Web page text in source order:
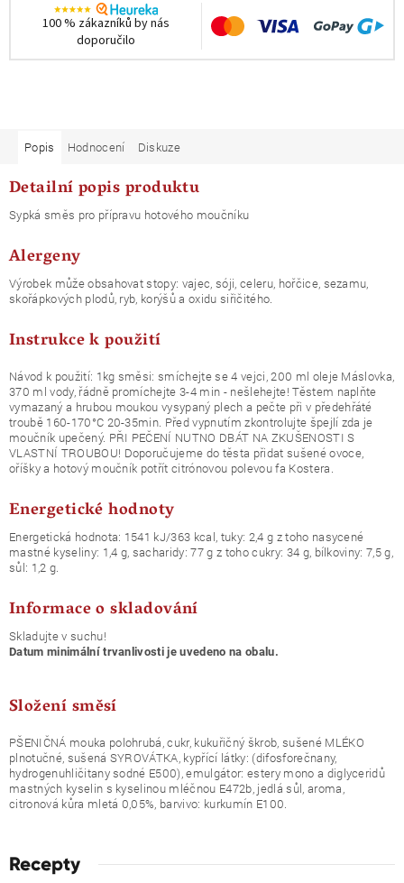
100 % zákazníků by nás
doporučilo
Popis Hodnocení Diskuze
Detailní popis produktu
Sypká směs pro přípravu hotového moučníku
Alergeny
Výrobek může obsahovat stopy: vajec, sóji, celeru, hořčice, sezamu,
skořápkových plodů, ryb, korýšů a oxidu siřičitého.
Instrukce k použití
Návod k použití: 1kg směsi: smíchejte se 4 vejci, 200 ml oleje Máslovka,
370 ml vody, řádně promíchejte 3-4 min - nešlehejte! Těstem naplňte
vymazaný a hrubou moukou vysypaný plech a pečte při v předehřáté
troubě 160-170°C 20-35min. Před vypnutím zkontrolujte špejlí zda je
moučník upečený. PŘI PEČENÍ NUTNO DBÁT NA ZKUŠENOSTI S
VLASTNÍ TROUBOU! Doporučujeme do těsta přidat sušené ovoce,
oříšky a hotový moučník potřít citrónovou polevou fa Kostera.
Energetické hodnoty
Energetická hodnota: 1541 kJ/363 kcal, tuky: 2,4 g z toho nasycené
mastné kyseliny: 1,4 g, sacharidy: 77 g z toho cukry: 34 g, bílkoviny: 7,5 g,
sůl: 1,2 g.
Informace o skladování
Skladujte v suchu!
Datum minimální trvanlivosti je uvedeno na obalu.
Složení směsí
PŠENIČNÁ mouka polohrubá, cukr, kukuřičný škrob, sušené MLÉKO
plnotučné, sušená SYROVÁTKA, kypřící látky: (difosforečnany,
hydrogenuhličitany sodné E500), emulgátor: estery mono a diglyceridů
mastných kyselin s kyselinou mléčnou E472b, jedlá sůl, aroma,
citronová kůra mletá 0,05%, barvivo: kurkumín E100.
Recepty